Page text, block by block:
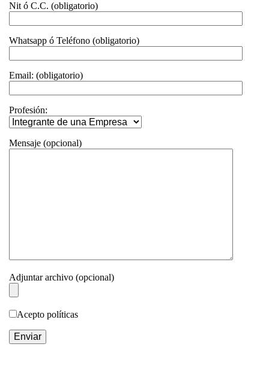
Nit ó C.C. (obligatorio)
Whatsapp ó Teléfono (obligatorio)
Email: (obligatorio)
Profesión:
Mensaje (opcional)
Adjuntar archivo (opcional)
Acepto políticas